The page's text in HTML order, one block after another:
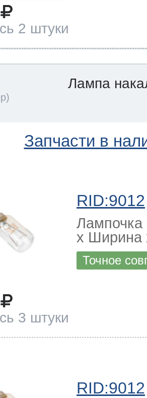
2 штуки
Лампа
Запчасти в
RID:9012
Лампочка
х Ширина
Точное
3 штуки
RID:9012